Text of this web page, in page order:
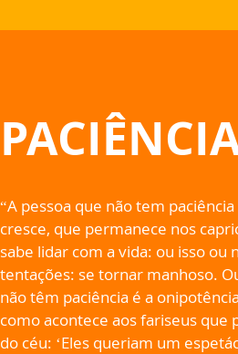
“A pessoa que não tem
cresce, que permanece nos
sabe lidar com a vida: ou isso ou
tentações: se tornar manhoso.
não têm paciência é a
como acontece aos fariseus que
do céu: ‘Eles queriam um